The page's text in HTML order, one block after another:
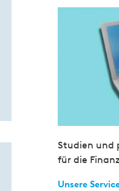
Studien und
für die
Unsere